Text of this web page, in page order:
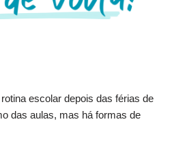
escolar depois das férias de
das aulas, mas há formas de